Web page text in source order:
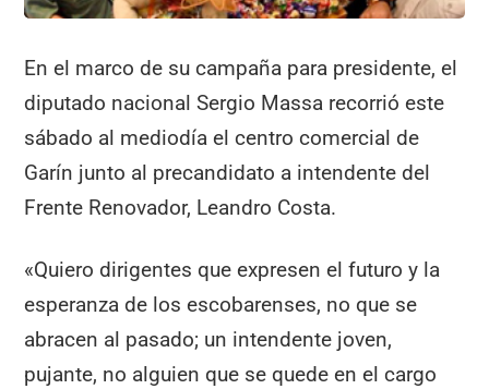
En el marco de su campaña para presidente, el
diputado nacional Sergio Massa recorrió este
sábado al mediodía el centro comercial de
Garín junto al precandidato a intendente del
Frente Renovador, Leandro Costa.
«Quiero dirigentes que expresen el futuro y la
esperanza de los escobarenses, no que se
abracen al pasado; un intendente joven,
pujante, no alguien que se quede en el cargo